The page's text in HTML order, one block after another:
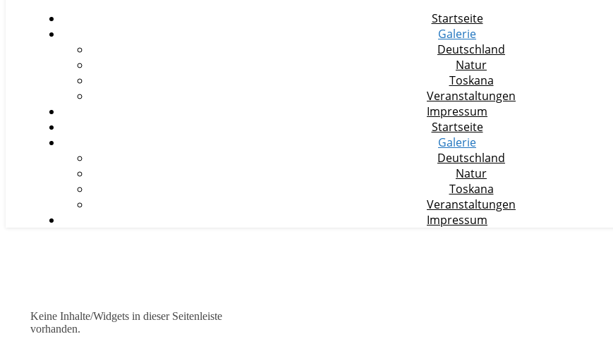
Startseite
Galerie
Deutschland
Natur
Toskana
Veranstaltungen
Impressum
Startseite
Galerie
Deutschland
Natur
Toskana
Veranstaltungen
Impressum
Keine Inhalte/Widgets in dieser Seitenleiste
vorhanden.